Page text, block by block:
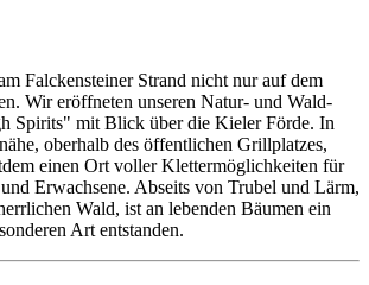
Falckensteiner Strand nicht nur auf dem
Wir eröffneten unseren Natur- und Wald-
Spirits" mit Blick über die Kieler Förde. In
oberhalb des öffentlichen Grillplatzes,
einen Ort voller Klettermöglichkeiten für
Erwachsene. Abseits von Trubel und Lärm,
Wald, ist an lebenden Bäumen ein
Art entstanden.